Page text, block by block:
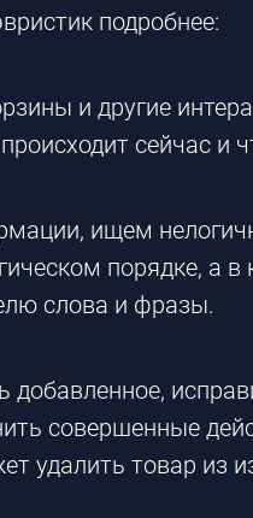
подробнее:
и другие
сейчас и
ищем
порядке, а в
слова и фразы.
совершенные
удалить товар из